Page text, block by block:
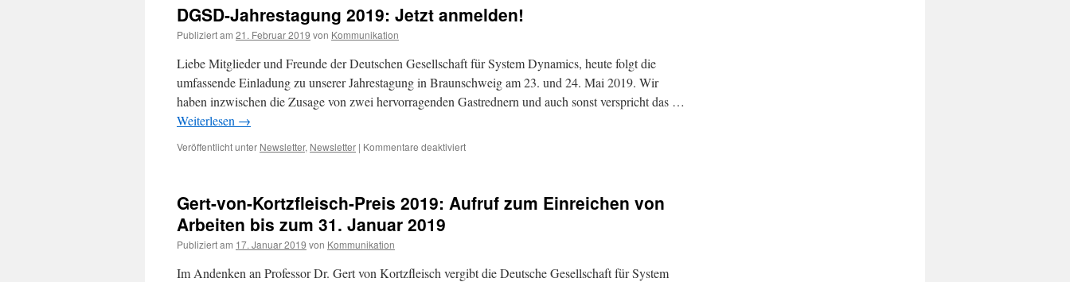
DGSD-
einreichen
DGSD-Jahrestagung 2019: Jetzt anmelden!
Publiziert am 21. Februar 2019 von Kommunikation
Liebe Mitglieder und Freunde der Deutschen Gesellschaft für System Dynamics, heute folgt die
umfassende Einladung zu unserer Jahrestagung in Braunschweig am 23. und 24. Mai 2019. Wir
haben inzwischen die Zusage von zwei hervorragenden Gastrednern und auch sonst verspricht das …
Weiterlesen →
Veröffentlicht unter Newsletter, Newsletter | Kommentare deaktiviertfür
Jetzt
Gert-von-Kortzfleisch-Preis 2019: Aufruf zum Einreichen von
Arbeiten bis zum 31. Januar 2019
Publiziert am 17. Januar 2019 von Kommunikation
Im Andenken an Professor Dr. Gert von Kortzfleisch vergibt die Deutsche Gesellschaft für System